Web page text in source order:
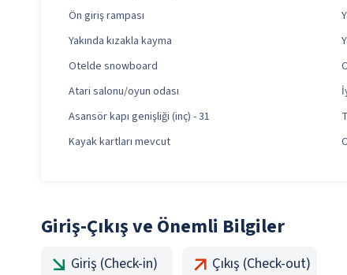
Ön giriş rampası
Yakında kızakla kayma
Otelde snowboard
Atari salonu/oyun odası
Asansör kapı genişliği (inç) - 31
Kayak kartları mevcut
Giriş-Çıkış ve Önemli Bilgiler
Giriş (Check-in) Çıkış (Check-out)